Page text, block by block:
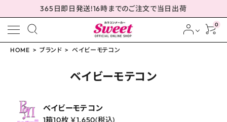
365日即日発送!16時までのご注文で当日出荷
0
meeting_room ログイン person 会員登録
HOME ブランド ベイビーモテコン
ベイビーモテコン
ベイビーモテコン
1箱10枚 ￥1,650(税込)